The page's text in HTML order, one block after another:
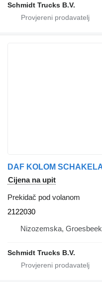
Schmidt Trucks B.V.
Cijena na upit
Prekidač pod volanom
2122030
Nizozemska, Groesbeek
Schmidt Trucks B.V.